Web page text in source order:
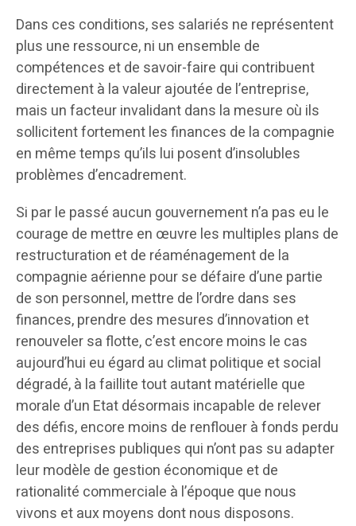
Dans ces conditions, ses salariés ne représentent
plus une ressource, ni un ensemble de
compétences et de savoir-faire qui contribuent
directement à la valeur ajoutée de l’entreprise,
mais un facteur invalidant dans la mesure où ils
sollicitent fortement les finances de la compagnie
en même temps qu’ils lui posent d’insolubles
problèmes d’encadrement.
Si par le passé aucun gouvernement n’a pas eu le
courage de mettre en œuvre les multiples plans de
restructuration et de réaménagement de la
compagnie aérienne pour se défaire d’une partie
de son personnel, mettre de l’ordre dans ses
finances, prendre des mesures d’innovation et
renouveler sa flotte, c’est encore moins le cas
aujourd’hui eu égard au climat politique et social
dégradé, à la faillite tout autant matérielle que
morale d’un Etat désormais incapable de relever
des défis, encore moins de renflouer à fonds perdu
des entreprises publiques qui n’ont pas su adapter
leur modèle de gestion économique et de
rationalité commerciale à l’époque que nous
vivons et aux moyens dont nous disposons.